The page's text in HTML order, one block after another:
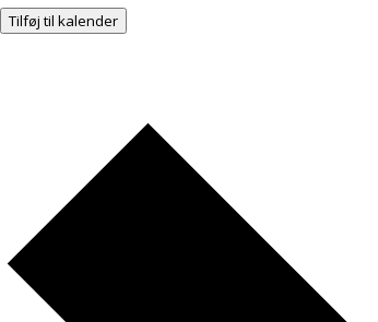
Tilføj til kalender